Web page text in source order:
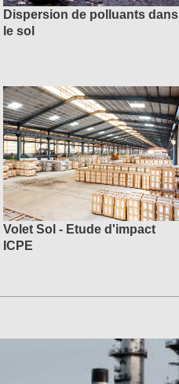
Dispersion de polluants dans
le sol
Volet Sol - Etude d'impact
ICPE